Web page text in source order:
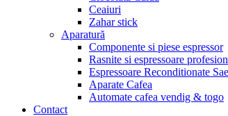
Ceaiuri
Zahar stick
Aparatură
Componente si piese espressor
Rasnite si espressoare
Espressoare Reconditionate
Aparate Cafea
Automate cafea vendig & togo
Contact